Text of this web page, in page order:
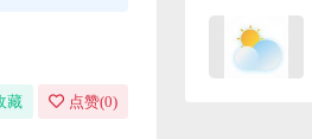
藏 点赞(0)